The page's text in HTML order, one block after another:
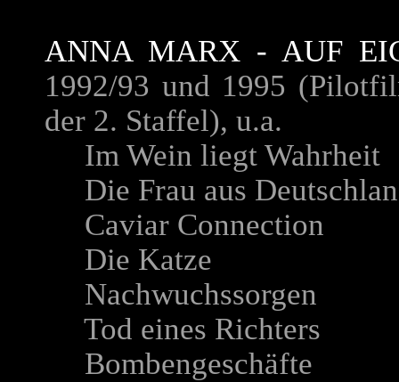
ANNA MARX - AUF
1992/93 und 1995
der 2. Staffel), u.a.
Im Wein liegt Wahrheit
Die Frau aus
Caviar Connection
Die Katze
Nachwuchssorgen
Tod eines Richters
Bombengeschäfte